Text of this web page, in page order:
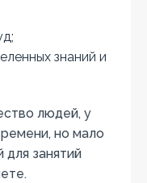
знаний и
людей, у
но мало
для занятий